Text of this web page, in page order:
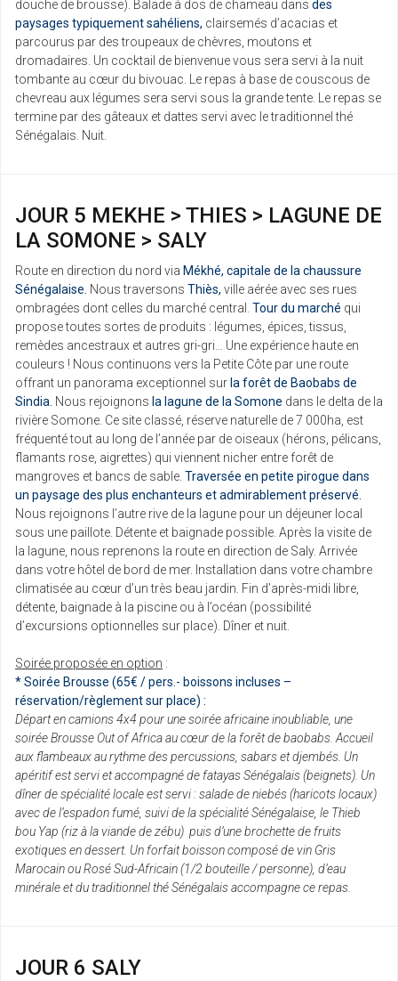
douche de brousse). Balade à dos de chameau dans des
paysages typiquement sahéliens, clairsemés d’acacias et
parcourus par des troupeaux de chèvres, moutons et
dromadaires. Un cocktail de bienvenue vous sera servi à la nuit
tombante au cœur du bivouac. Le repas à base de couscous de
chevreau aux légumes sera servi sous la grande tente. Le repas se
termine par des gâteaux et dattes servi avec le traditionnel thé
Sénégalais. Nuit.
JOUR 5 MEKHE > THIES > LAGUNE DE
LA SOMONE > SALY
Route en direction du nord via Mékhé, capitale de la chaussure
Sénégalaise. Nous traversons Thiès, ville aérée avec ses rues
ombragées dont celles du marché central. Tour du marché qui
propose toutes sortes de produits : légumes, épices, tissus,
remèdes ancestraux et autres gri-gri… Une expérience haute en
couleurs ! Nous continuons vers la Petite Côte par une route
offrant un panorama exceptionnel sur la forêt de Baobabs de
Sindia. Nous rejoignons la lagune de la Somone dans le delta de la
rivière Somone. Ce site classé, réserve naturelle de 7 000ha, est
fréquenté tout au long de l’année par de oiseaux (hérons, pélicans,
flamants rose, aigrettes) qui viennent nicher entre forêt de
mangroves et bancs de sable. Traversée en petite pirogue dans
un paysage des plus enchanteurs et admirablement préservé.
Nous rejoignons l’autre rive de la lagune pour un déjeuner local
sous une paillote. Détente et baignade possible. Après la visite de
la lagune, nous reprenons la route en direction de Saly. Arrivée
dans votre hôtel de bord de mer. Installation dans votre chambre
climatisée au cœur d’un très beau jardin. Fin d’après-midi libre,
détente, baignade à la piscine ou à l’océan (possibilité
d’excursions optionnelles sur place). Dîner et nuit.
Soirée proposée en option :
* Soirée Brousse (65€ / pers.- boissons incluses –
réservation/règlement sur place) :
Départ en camions 4x4 pour une soirée africaine inoubliable, une
soirée Brousse Out of Africa au cœur de la forêt de baobabs. Accueil
aux flambeaux au rythme des percussions, sabars et djembés. Un
apéritif est servi et accompagné de fatayas Sénégalais (beignets). Un
dîner de spécialité locale est servi : salade de niebés (haricots locaux)
avec de l’espadon fumé, suivi de la spécialité Sénégalaise, le Thieb
bou Yap (riz à la viande de zébu) puis d’une brochette de fruits
exotiques en dessert. Un forfait boisson composé de vin Gris
Marocain ou Rosé Sud-Africain (1/2 bouteille / personne), d’eau
minérale et du traditionnel thé Sénégalais accompagne ce repas.
JOUR 6 SALY